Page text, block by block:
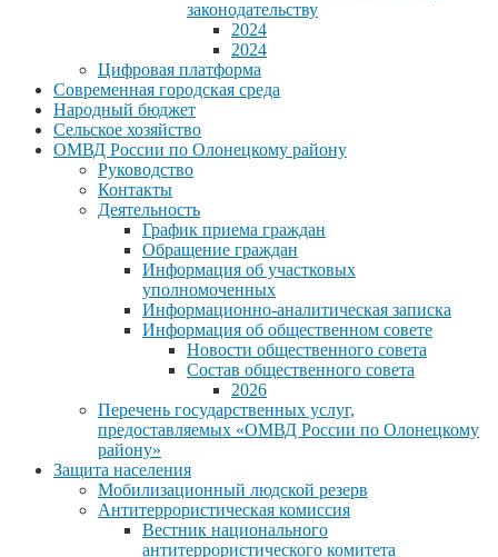
законодательству
2024
2024
Цифровая платформа
Современная городская среда
Народный бюджет
Сельское хозяйство
ОМВД России по Олонецкому району
Руководство
Контакты
Деятельность
График приема граждан
Обращение граждан
Информация об участковых
уполномоченных
Информационно-аналитическая записка
Информация об общественном совете
Новости общественного совета
Состав общественного совета
2026
Перечень государственных услуг,
предоставляемых «ОМВД России по Олонецкому
району»
Защита населения
Мобилизационный людской резерв
Антитеррористическая комиссия
Вестник национального
антитеррористического комитета